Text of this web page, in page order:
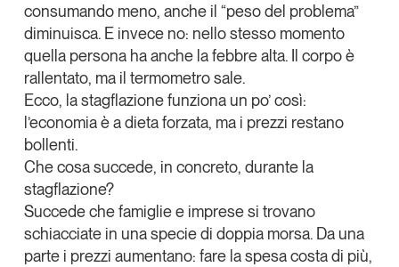
Un anno di
Tendenze2026
Leggi il magazine
consumando meno, anche il “peso del problema”
diminuisca. E invece no: nello stesso momento
quella persona ha anche la febbre alta. Il corpo è
rallentato, ma il termometro sale.
Ecco, la stagflazione funziona un po’ così:
l’economia è a dieta forzata, ma i prezzi restano
bollenti.
Che cosa succede, in concreto, durante la
stagflazione?
Succede che famiglie e imprese si trovano
schiacciate in una specie di doppia morsa. Da una
parte i prezzi aumentano: fare la spesa costa di più,